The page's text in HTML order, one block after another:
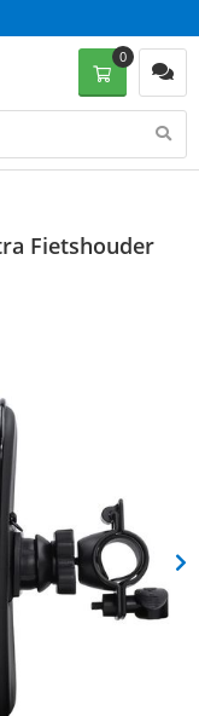
0
Fietshouder